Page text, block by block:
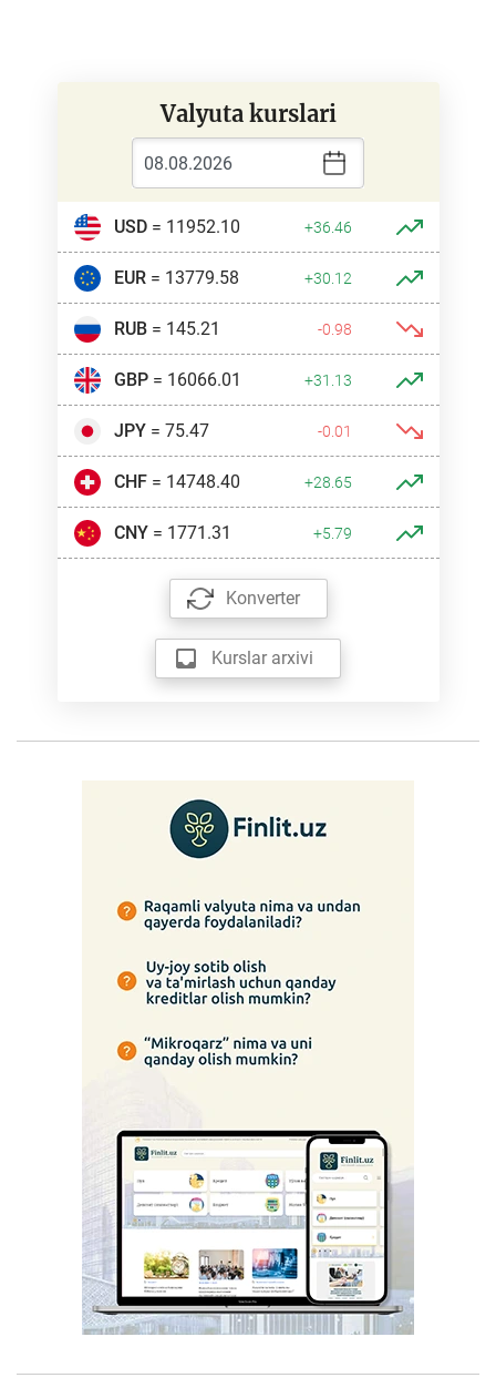
Valyuta kurslari
USD= 11952.10 +36.46
EUR= 13779.58 +30.12
RUB= 145.21 -0.98
GBP= 16066.01 +31.13
JPY= 75.47 -0.01
CHF= 14748.40 +28.65
CNY= 1771.31 +5.79
Konverter
Kurslar arxivi